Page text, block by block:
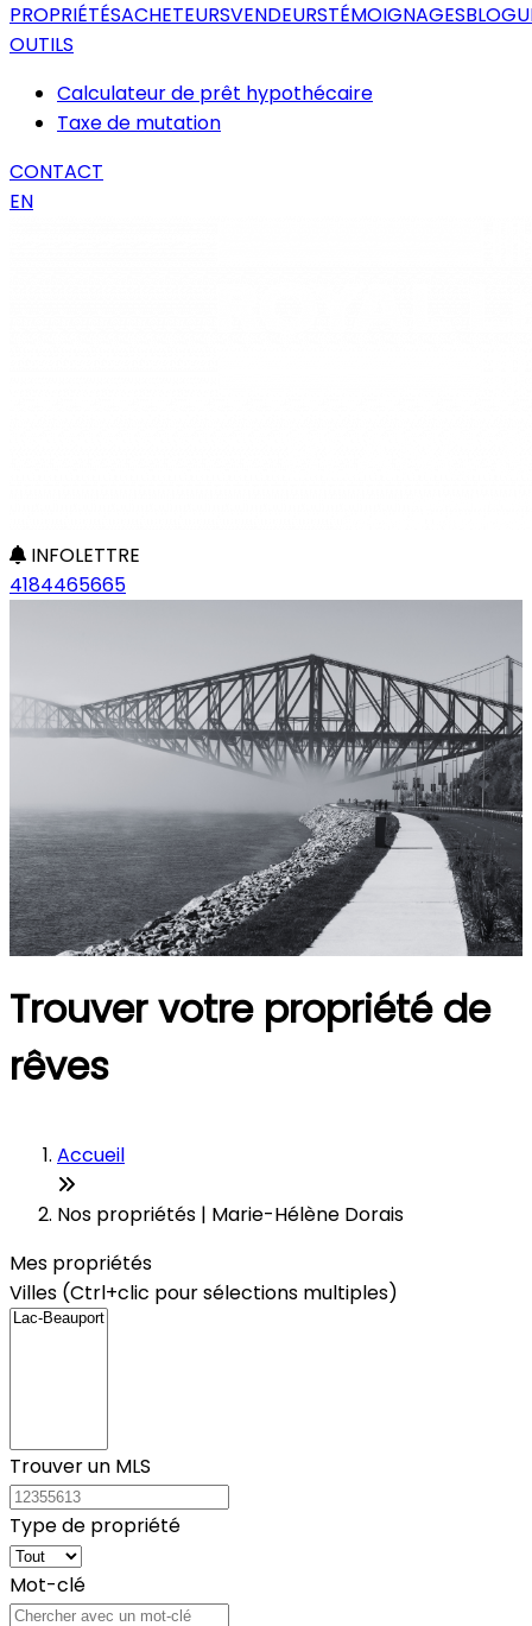
PROPRIÉTÉSACHETEURSVENDEURSTÉMOIGNAGES
OUTILS
Calculateur de prêt hypothécaire
Taxe de mutation
CONTACT
EN
INFOLETTRE
4184465665
Trouver votre propriété de
rêves
Accueil
Nos propriétés | Marie-Hélène Dorais
Mes propriétés
Villes (Ctrl+clic pour sélections multiples)
Trouver un MLS
Type de propriété
Mot-clé